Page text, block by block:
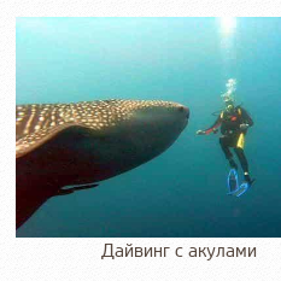
Дайвинг с акулами